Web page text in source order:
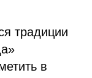
традиции
в